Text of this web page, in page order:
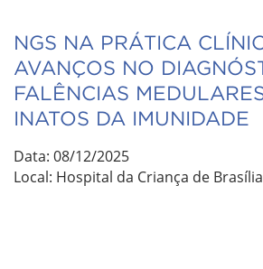
NGS NA PRÁTICA
AVANÇOS NO
FALÊNCIAS
INATOS DA IMUNIDADE
Data: 08/12/2025
Local: Hospital da Criança de